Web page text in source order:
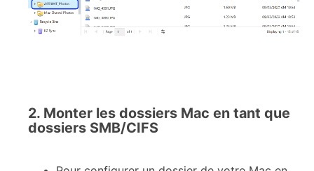
2. Monter les dossiers Mac en tant que
dossiers SMB/CIFS